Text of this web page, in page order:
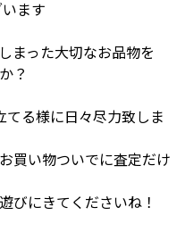
ます
まった大切なお品物を
？
る様に日々尽力致しま
買い物ついでに査定だけ
びにきてくださいね！